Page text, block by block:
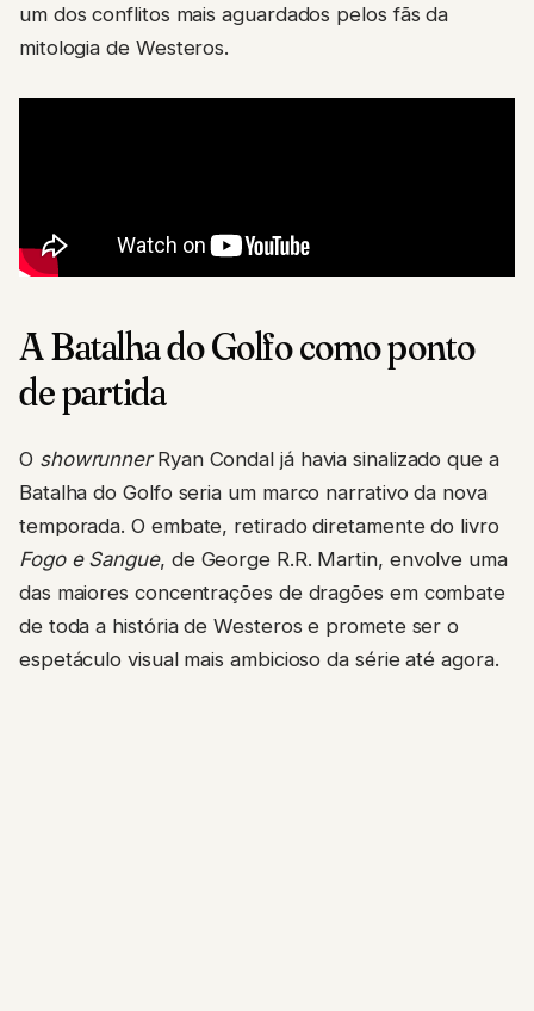
um dos conflitos mais aguardados pelos fãs da
mitologia de Westeros.
A Batalha do Golfo como ponto
de partida
O showrunnerRyan Condal já havia sinalizado que a
Batalha do Golfo seria um marco narrativo da nova
temporada. O embate, retirado diretamente do livro
Fogo e Sangue, de George R.R. Martin, envolve uma
das maiores concentrações de dragões em combate
de toda a história de Westeros e promete ser o
espetáculo visual mais ambicioso da série até agora.